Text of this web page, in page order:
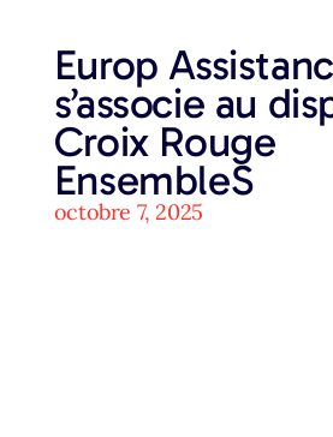
Europ
s’associe au
Croix Rouge
EnsembleS
octobre 7, 2025